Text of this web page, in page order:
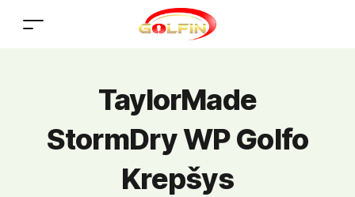
TaylorMade
StormDry WP Golfo
Krepšys